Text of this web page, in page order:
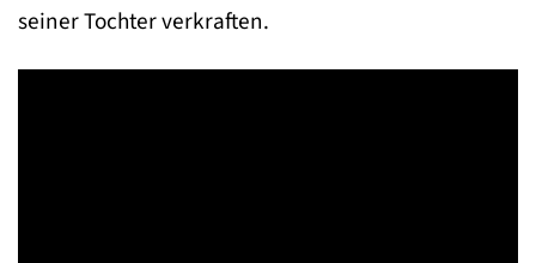
seiner Tochter verkraften.